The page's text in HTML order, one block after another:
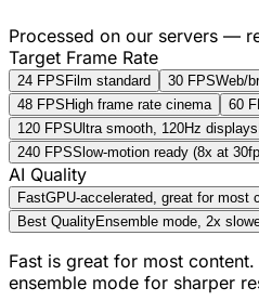
Processed on our servers —
Target Frame Rate
24 FPS Film standard 30 FPSWeb/
48 FPS High frame rate cinema 60
120 FPSUltra smooth, 120Hz displays
240 FPSSlow-motion ready (8x at
AI Quality
FastGPU-accelerated, great for most
Best QualityEnsemble mode, 2x
Fast is great for most content.
ensemble mode for sharper